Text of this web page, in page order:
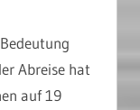
Abreise hat
auf 19